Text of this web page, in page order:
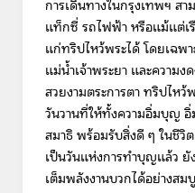
การเดินทางในกรุงเทพฯ ส
แท็กซี่ รถไฟฟ้า หรือแม้แต่เ
แก่ทริปไหว้พระได้ โดยเฉพ
แม่น้ำเจ้าพระยา และความ
สวยงามตระการตาทริปไหว้
วันวานที่ให้ทั้งความอิ่มบุญ อิ่
สมาธิ พร้อมรับสิ่งดี ๆ ในชีวิ
เป็นวันแห่งการทำบุญแล้ว ยั
เต็มพลังงานบวกได้อย่างส